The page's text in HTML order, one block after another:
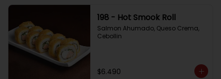
198 - Hot Smook Roll
Salmon Ahumado, Queso Crema,
Cebollin
$6.490